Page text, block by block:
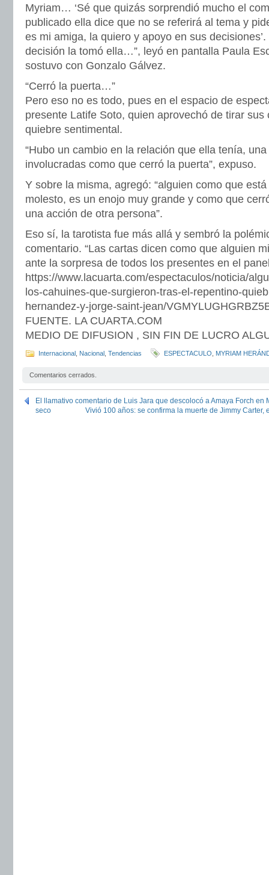
Myriam… ‘Sé que quizás sorprendió mucho el
publicado ella dice que no se referirá al tema y
es mi amiga, la quiero y apoyo en sus
decisión la tomó ella…”, leyó en pantalla Paula
sostuvo con Gonzalo Gálvez.
“Cerró la puerta…”
Pero eso no es todo, pues en el espacio de
presente Latife Soto, quien aprovechó de tirar sus
quiebre sentimental.
“Hubo un cambio en la relación que ella tenía,
involucradas como que cerró la puerta”, expuso.
Y sobre la misma, agregó: “alguien como que
molesto, es un enojo muy grande y como que
una acción de otra persona”.
Eso sí, la tarotista fue más allá y sembró la
comentario. “Las cartas dicen como que alguien
ante la sorpresa de todos los presentes en el
https://www.lacuarta.com/espectaculos/noticia/
los-cahuines-que-surgieron-tras-el-repentino-
hernandez-y-jorge-saint-jean/
FUENTE. LA CUARTA.COM
MEDIO DE DIFUSION , SIN FIN DE LUCRO
Internacional Nacional Tendencias ESPECTACULO MYRIAM
Comentarios cerrados.
El llamativo comentario de Luis Jara que descolocó a Amaya Forch en
seco
Vivió 100 años: se confirma la muerte de Jimmy Carter,